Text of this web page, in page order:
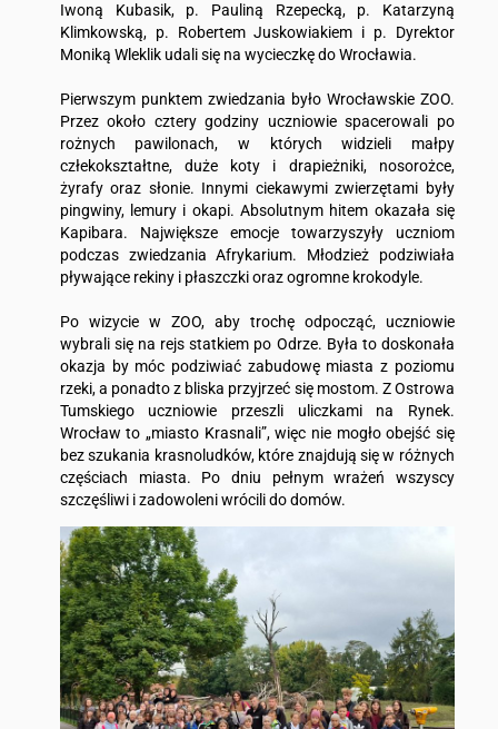
Iwoną Kubasik, p. Pauliną Rzepecką, p. Katarzyną
Klimkowską, p. Robertem Juskowiakiem i p. Dyrektor
Moniką Wleklik udali się na wycieczkę do Wrocławia.
Pierwszym punktem zwiedzania było Wrocławskie ZOO.
Przez około cztery godziny uczniowie spacerowali po
rożnych pawilonach, w których widzieli małpy
człekokształtne, duże koty i drapieżniki, nosorożce,
żyrafy oraz słonie. Innymi ciekawymi zwierzętami były
pingwiny, lemury i okapi. Absolutnym hitem okazała się
Kapibara. Największe emocje towarzyszyły uczniom
podczas zwiedzania Afrykarium. Młodzież podziwiała
pływające rekiny i płaszczki oraz ogromne krokodyle.
Po wizycie w ZOO, aby trochę odpocząć, uczniowie
wybrali się na rejs statkiem po Odrze. Była to doskonała
okazja by móc podziwiać zabudowę miasta z poziomu
rzeki, a ponadto z bliska przyjrzeć się mostom. Z Ostrowa
Tumskiego uczniowie przeszli uliczkami na Rynek.
Wrocław to „miasto Krasnali”, więc nie mogło obejść się
bez szukania krasnoludków, które znajdują się w różnych
częściach miasta. Po dniu pełnym wrażeń wszyscy
szczęśliwi i zadowoleni wrócili do domów.